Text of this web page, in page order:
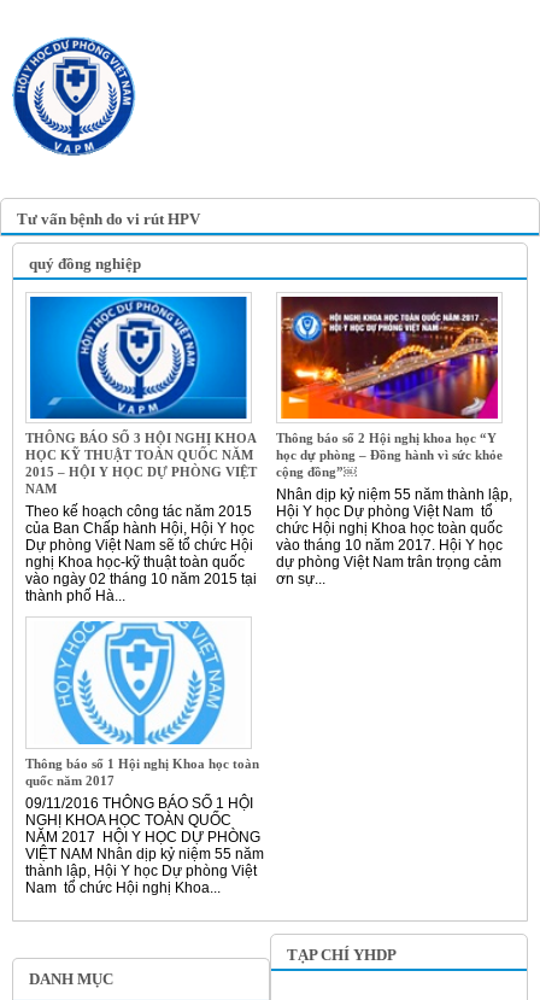
Tư vấn bệnh do vi rút HPV
DANH MỤC
quý đồng nghiệp
THÔNG BÁO SỐ 3 HỘI NGHỊ KHOA
HỌC KỸ THUẬT TOÀN QUỐC NĂM
2015 – HỘI Y HỌC DỰ PHÒNG VIỆT
NAM
Theo kế hoạch công tác năm 2015
của Ban Chấp hành Hội, Hội Y học
Dự phòng Việt Nam sẽ tổ chức Hội
nghị Khoa học-kỹ thuật toàn quốc
vào ngày 02 tháng 10 năm 2015 tại
thành phố Hà...
Thông báo số 2 Hội nghị khoa học “Y
học dự phòng – Đồng hành vì sức khỏe
cộng đồng”￼
Nhân dịp kỷ niệm 55 năm thành lập,
Hội Y học Dự phòng Việt Nam tổ
chức Hội nghị Khoa học toàn quốc
vào tháng 10 năm 2017. Hội Y học
dự phòng Việt Nam trân trọng cảm
ơn sự...
Thông báo số 1 Hội nghị Khoa học toàn
quốc năm 2017
09/11/2016 THÔNG BÁO SỐ 1 HỘI
NGHỊ KHOA HỌC TOÀN QUỐC
NĂM 2017 HỘI Y HỌC DỰ PHÒNG
VIỆT NAM Nhân dịp kỷ niệm 55 năm
thành lập, Hội Y học Dự phòng Việt
Nam tổ chức Hội nghị Khoa...
TẠP CHÍ YHDP